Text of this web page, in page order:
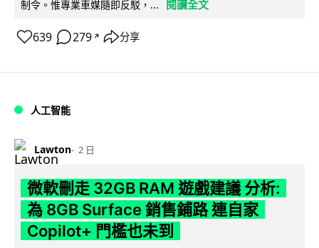
制令。惟專業車媒隨即反駁，...
閱讀全文
639 279 ↗ 分享
人工智能
Lawton 2 日
微軟刪走 32GB RAM 遊戲建議 分析:
為 8GB Surface 銷售鋪路 連自家
Copilot+ 門檻也未到